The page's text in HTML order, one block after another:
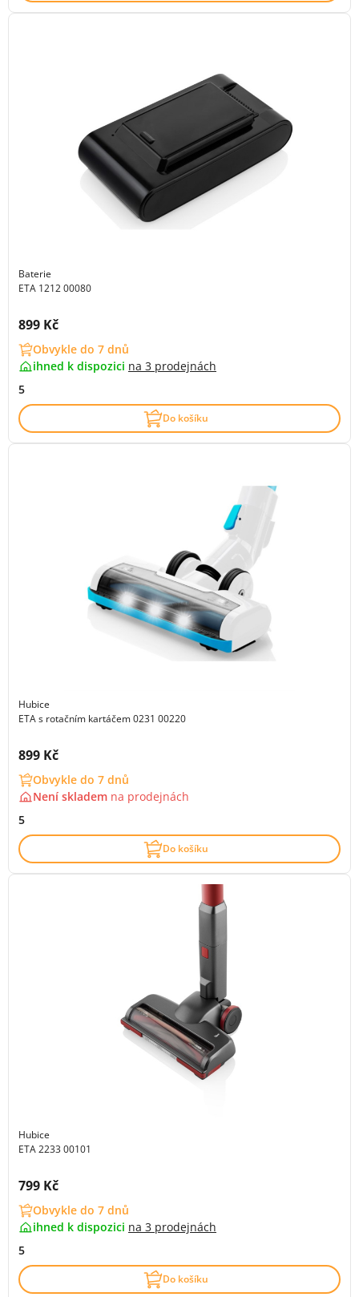
Baterie
ETA 1212 00080
Cena s DPH:
899 Kč
Obvykle do 7 dnů
ihned k dispozici na 3 prodejnách
5
Do košíku
Hubice
ETA s rotačním kartáčem 0231 00220
Cena s DPH:
899 Kč
Obvykle do 7 dnů
Není skladem na prodejnách
5
Do košíku
Hubice
ETA 2233 00101
Cena s DPH:
799 Kč
Obvykle do 7 dnů
ihned k dispozici na 3 prodejnách
5
Do košíku